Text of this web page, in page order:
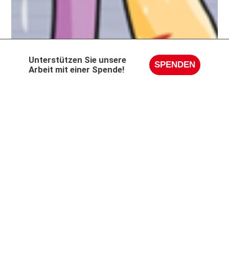
Unterstützen Sie unsere
Arbeit mit einer Spende!
SPENDEN